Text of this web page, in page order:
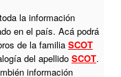
la información
en el país. Acá podrá
de la familia SCOT
del apellido SCOT.
información